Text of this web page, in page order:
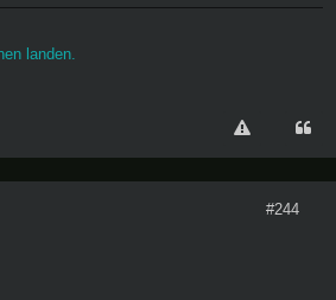
landen.
#244